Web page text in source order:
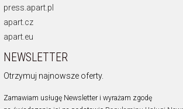
press.apart.pl
apart.cz
apart.eu
NEWSLETTER
Otrzymuj najnowsze oferty.
Zamawiam usługę Newsletter i wyrażam zgodę